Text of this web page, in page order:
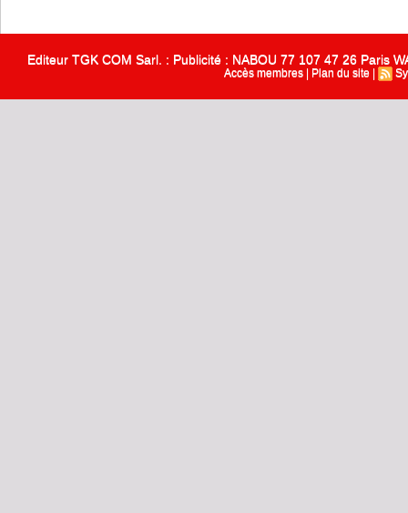
Editeur TGK COM Sarl. : Publicité : NABOU 77 107 47 26 Paris
Accès membres Plan du site